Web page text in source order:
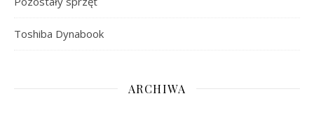
Toshiba Dynabook
ARCHIWA